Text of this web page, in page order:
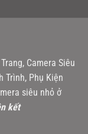
Camera Siêu
Trình, Phụ Kiện
siêu nhỏ ở
kết